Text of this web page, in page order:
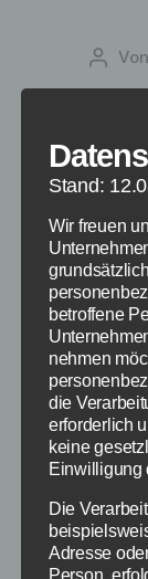
Von
Stand:
Wir freuen
betroffene
nehmen
die
erforderlich
keine
Einwilligung
Die
Adresse
Person,